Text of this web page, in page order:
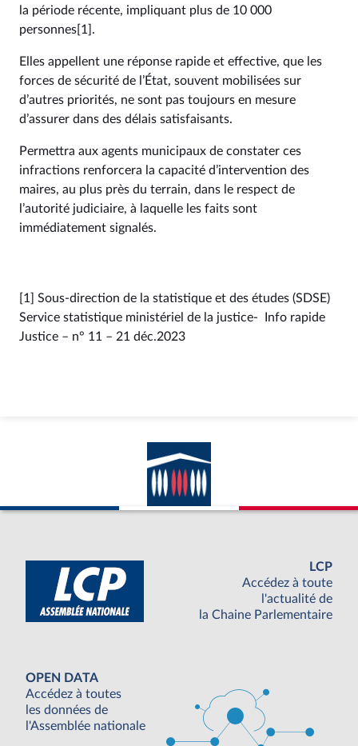
la période récente, impliquant plus de 10 000
personnes[1].
Elles appellent une réponse rapide et effective, que les
forces de sécurité de l’État, souvent mobilisées sur
d’autres priorités, ne sont pas toujours en mesure
d’assurer dans des délais satisfaisants.
Permettra aux agents municipaux de constater ces
infractions renforcera la capacité d’intervention des
maires, au plus près du terrain, dans le respect de
l’autorité judiciaire, à laquelle les faits sont
immédiatement signalés.
[1] Sous-direction de la statistique et des études (SDSE)
Service statistique ministériel de la justice- Info rapide
Justice – n° 11 – 21 déc.2023
LCP
Accédez à toute
l'actualité de
la Chaine Parlementaire
OPEN DATA
Accédez à toutes
les données de
l'Assemblée nationale